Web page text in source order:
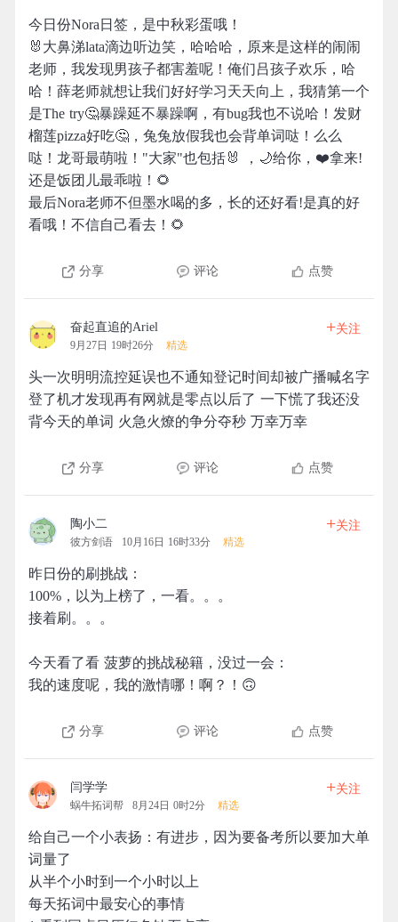
今日份Nora日签，是中秋彩蛋哦！
🐰大鼻涕lata滴边听边笑，哈哈哈，原来是这样的闹闹
老师，我发现男孩子都害羞呢！俺们吕孩子欢乐，哈
哈！薛老师就想让我们好好学习天天向上，我猜第一个
是The try🤔暴躁延不暴躁啊，有bug我也不说哈！发财
榴莲pizza好吃🤔，兔兔放假我也会背单词哒！么么
哒！龙哥最萌啦！"大家"也包括🐰 ，🌙给你，❤️拿来!
还是饭团儿最乖啦！🌻
最后Nora老师不但墨水喝的多，长的还好看!是真的好
看哦！不信自己看去！🌻
分享 评论 点赞
奋起直追的Ariel
9月27日 19时26分 精选
+关注
头一次明明流控延误也不通知登记时间却被广播喊名字
登了机才发现再有网就是零点以后了 一下慌了我还没
背今天的单词 火急火燎的争分夺秒 万幸万幸
分享 评论 点赞
陶小二
彼方剑语 10月16日 16时33分 精选
+关注
昨日份的刷挑战：
100%，以为上榜了，一看。。。
接着刷。。。
今天看了看 菠萝的挑战秘籍，没过一会：
我的速度呢，我的激情哪！啊？！🙃
分享 评论 点赞
闫学学
蜗牛拓词帮 8月24日 0时2分 精选
+关注
给自己一个小表扬：有进步，因为要备考所以要加大单
词量了
从半个小时到一个小时以上
每天拓词中最安心的事情